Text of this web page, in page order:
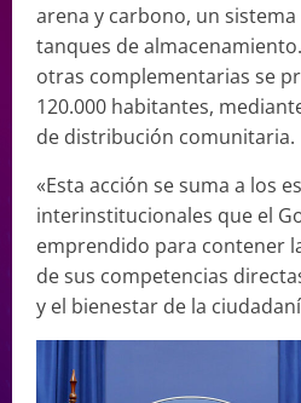
arena y carbono, un
tanques de
otras complementarias se
120.000 habitantes,
de distribución comunitaria.
«Esta acción se suma a los
interinstitucionales que el
emprendido para contener
de sus competencias
y el bienestar de la